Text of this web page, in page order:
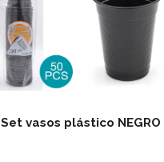
Set vasos plástico NEGRO
Ver detalles